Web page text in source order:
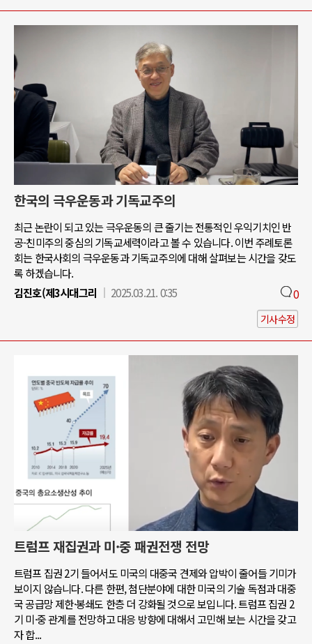
한국의 극우운동과 기독교주의
최근 논란이 되고 있는 극우운동의 큰 줄기는 전통적인 우익기치인 반
공-친미주의 중심의 기독교세력이라고 볼 수 있습니다. 이번 주례토론
회는 한국사회의 극우운동과 기독교주의에 대해 살펴보는 시간을 갖도
록 하겠습니다.
김진호(제3시대그리
2025.03.21. 0:35 0
기사수정
트럼프 재집권과 미·중 패권전쟁 전망
트럼프 집권 2기 들어서도 미국의 대중국 견제와 압박이 줄어들 기미가
보이지 않습니다. 다른 한편, 첨단분야에 대한 미국의 기술 독점과 대중
국 공급망 제한·봉쇄도 한층 더 강화될 것으로 보입니다. 트럼프 집권 2
기 미·중 관계를 전망하고 대응 방향에 대해서 고민해 보는 시간을 갖고
자 합...